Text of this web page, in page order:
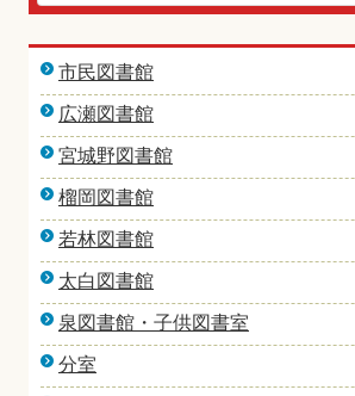
市民図書館
広瀬図書館
宮城野図書館
榴岡図書館
若林図書館
太白図書館
泉図書館・子供図書室
分室